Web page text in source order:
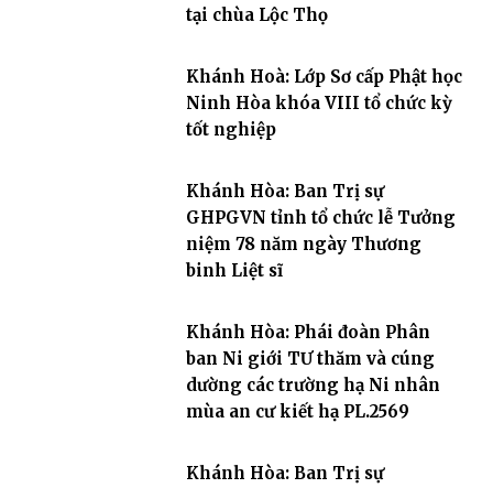
tại chùa Lộc Thọ
Khánh Hoà: Lớp Sơ cấp Phật học
Ninh Hòa khóa VIII tổ chức kỳ
tốt nghiệp
Khánh Hòa: Ban Trị sự
GHPGVN tỉnh tổ chức lễ Tưởng
niệm 78 năm ngày Thương
binh Liệt sĩ
Khánh Hòa: Phái đoàn Phân
ban Ni giới TƯ thăm và cúng
dường các trường hạ Ni nhân
mùa an cư kiết hạ PL.2569
Khánh Hòa: Ban Trị sự